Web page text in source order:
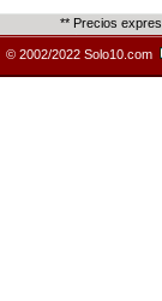
** Precios
© 2002/2022 Solo10.com